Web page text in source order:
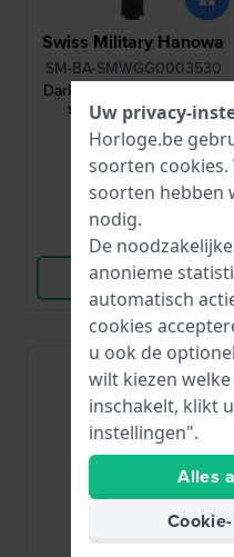
Swiss Military Hanowa
SM-BA-SMWGG0003530
Dark Matter 21 mm Zwarte
stalen schakelband
€ 140,-
● Op voorraad
Vergelijk
Bekijk Product
Uw privacy-
Horloge.be
soorten cookies
soorten hebben
nodig.
De
anonieme
automatisch
cookies
u ook de
wilt kiezen
inschakelt, klikt
instellingen".
Alles